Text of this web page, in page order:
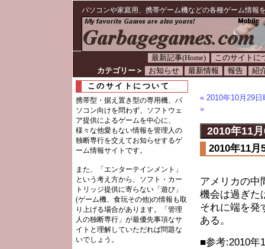
パソコンや家庭用、携帯ゲーム機などの各種ゲーム情報
最新記事(Home)
このサイトに
カテゴリー＞
お知らせ 最新情報 報告 紹
« 2010年10月29
»
2010年11
2010年11月
アメリカの中
機会は過ぎた
それに端を発
ある。
■参考:2010年
このサイトについて
携帯型・据え置き型の専用機、パ
ソコン向けを問わず、ソフトウェ
ア提供によるゲームを中心に、
様々な他愛もない情報を管理人の
独断専行を交えてお知らせするゲ
ーム情報サイトです。
また、「エンターテインメント」
という考え方から、ソフト・カー
トリッジ提供に寄らない「遊び」
(ゲーム機、食玩その他)の情報も取
り上げる場合があります。「管理
人の独断専行」が最優先事項なサ
イトと理解していただれば問題な
いでしょう。